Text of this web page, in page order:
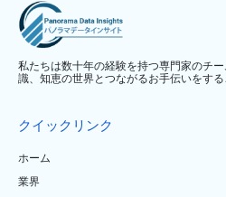
私たちは数十年の経験を持つ専門家のチ
識、知恵の世界とつながるお手伝いをする
クイックリンク
ホーム
業界